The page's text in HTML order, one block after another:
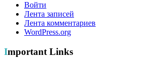
Войти
Лента записей
Лента комментариев
WordPress.org
Important Links